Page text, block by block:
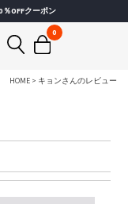
OFFクーポン
0
HOME キョンさんのレビュー